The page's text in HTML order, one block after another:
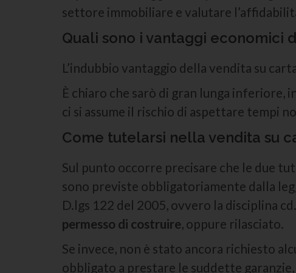
settore immobiliare e valutare
Quali sono i vantaggi economici
L’indubbio vantaggio della vendita su
È chiaro che sarò di gran lunga inferiore,
ci si assume il rischio di aspettare tempi
Come tutelarsi nella vendita su
Sul punto occorre precisare che le due
sono previste obbligatoriamente dalla
D.lgs 122 del 2005, ovvero la disciplina
permesso di costruire, oppure rilasciato.
Se invece, non è stato ancora richiesto
obbligato a prestare le suddette